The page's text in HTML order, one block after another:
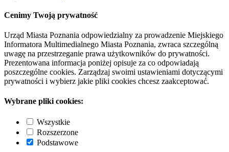
Cenimy Twoją prywatność
Urząd Miasta Poznania odpowiedzialny za prowadzenie Miejskiego
Informatora Multimedialnego Miasta Poznania, zwraca szczególną
uwagę na przestrzeganie prawa użytkowników do prywatności.
Prezentowana informacja poniżej opisuje za co odpowiadają
poszczególne cookies. Zarządzaj swoimi ustawieniami dotyczącymi
prywatności i wybierz jakie pliki cookies chcesz zaakceptować.
Wybrane pliki cookies:
Wszystkie
Rozszerzone
Podstawowe